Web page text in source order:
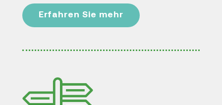
Erfahren Sie mehr